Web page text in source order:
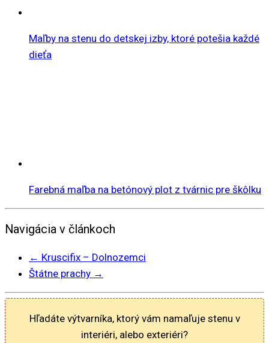
Maľby na stenu do detskej izby, ktoré potešia každé
dieťa
Farebná maľba na betónový plot z tvárnic pre škôlku
Navigácia v článkoch
← Kruscifix – Dolnozemci
Štátne prachy →
Hľadáte výtvarníka, ktorý vám namaľuje stenu v
interiéri, alebo exteriéri?